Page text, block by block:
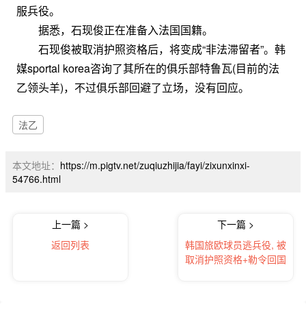
服兵役。
据悉，石现俊正在准备入法国国籍。
石现俊被取消护照资格后，将变成“非法滞留者”。韩
媒sportal korea咨询了其所在的俱乐部特鲁瓦(目前的法
乙领头羊)，不过俱乐部回避了立场，没有回应。
法乙
本文地址： https://m.pigtv.net/zuqiuzhijia/fayi/zixunxinxi-
54766.html
上一篇 >
返回列表
下一篇 >
韩国旅欧球员逃兵役, 被
取消护照资格+勒令回国